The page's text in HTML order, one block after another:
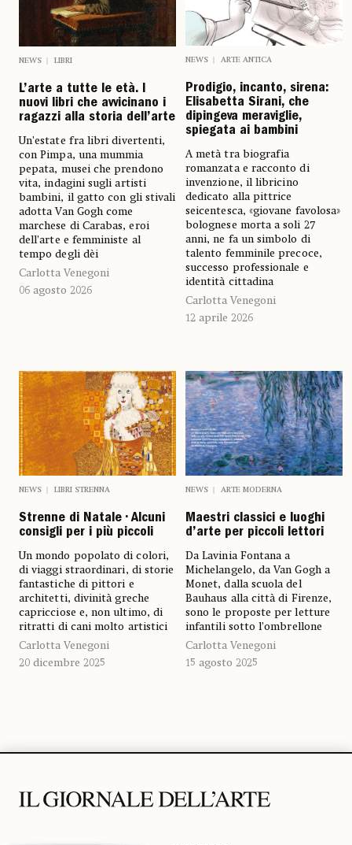
NEWS LIBRI
L’arte a tutte le età. I
nuovi libri che avvicinano i
ragazzi alla storia dell’arte
Un’estate fra libri divertenti,
con Pimpa, una mummia
pepata, musei che prendono
vita, indagini sugli artisti
bambini, il gatto con gli stivali
adotta Van Gogh come
marchese di Carabas, eroi
dell’arte e femministe al
tempo degli dèi
Carlotta Venegoni
06 agosto 2026
NEWS ARTE ANTICA
Prodigio, incanto, sirena:
Elisabetta Sirani, che
dipingeva meraviglie,
spiegata ai bambini
A metà tra biografia
romanzata e racconto di
invenzione, il libricino
dedicato alla pittrice
seicentesca, «giovane favolosa»
bolognese morta a soli 27
anni, ne fa un simbolo di
talento femminile precoce,
successo professionale e
identità cittadina
Carlotta Venegoni
12 aprile 2026
NEWS LIBRI STRENNA
Strenne di Natale • Alcuni
consigli per i più piccoli
Un mondo popolato di colori,
di viaggi straordinari, di storie
fantastiche di pittori e
architetti, divinità greche
capricciose e, non ultimo, di
ritratti di cani molto artistici
Carlotta Venegoni
20 dicembre 2025
NEWS ARTE MODERNA
Maestri classici e luoghi
d’arte per piccoli lettori
Da Lavinia Fontana a
Michelangelo, da Van Gogh a
Monet, dalla scuola del
Bauhaus alla città di Firenze,
sono le proposte per letture
infantili sotto l’ombrellone
Carlotta Venegoni
15 agosto 2025